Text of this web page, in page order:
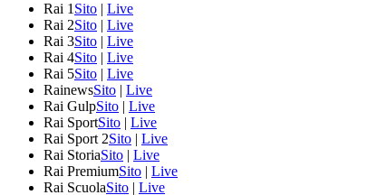
Rai 1 Sito | Live
Rai 2Sito | Live
Rai 3Sito | Live
Rai 4Sito | Live
Rai 5Sito | Live
RainewsSito | Live
Rai GulpSito | Live
Rai SportSito | Live
Rai Sport 2Sito | Live
Rai StoriaSito | Live
Rai PremiumSito | Live
Rai ScuolaSito | Live